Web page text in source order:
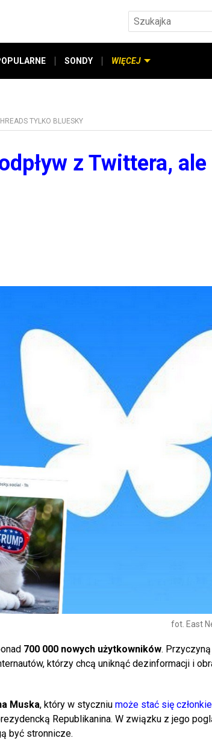
SONDY WIĘCEJ
TYLKO BLUESKY
z Twittera,
fot. East
700 000 nowych użytkowników.
którzy chcą uniknąć dezinformacji i
Muska, który w styczniu może stać się
Republikanina. W związku z jego
być stronnicze.